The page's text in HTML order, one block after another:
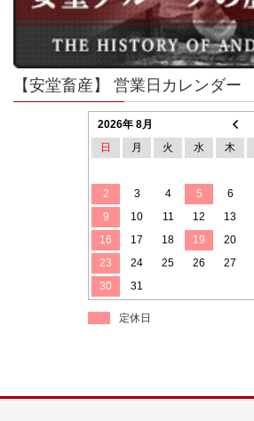
【安堂畜産】 営業日カレンダー
2026年 8月
日
月 火 水 木
2
3 4 5 6
9
10 11 12 13
16
17 18 19 20
23
24 25 26 27
30
31
定休日